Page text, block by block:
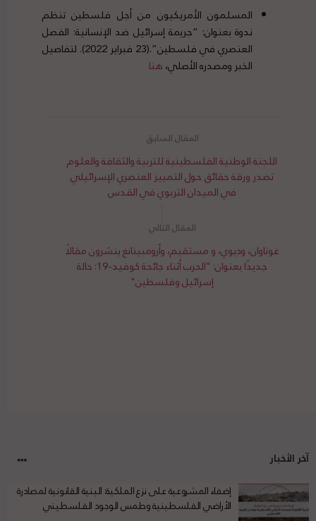
المسلمون الأمريكيون من أجل فلسطين تنظم
ندوة بعنوان: “جريمة إسرائيل ضد الإنسانية: الفصل
العنصري في فلسطين”.(23 فبراير 2022). لتفاصيل
الخبر ومصدره الأصلي،هنا
اللجنة الوطنية الفلسطينية للتربية والثقافة والعلوم
تصدر ورقة حقائق حول التمييز العنصري الإسرائيلي
في الميدان التربوي في القدس
غوناوان، وديوي، و مستقيم، وأرومبينانغ ينشرون مقالًا
جديدًا بعنوان: "الحرب أثناء جائحة كوفيد-19: حالة
إسرائيل وفلسطين"
آخر الأخبار
إضفاء المشروعية على نزع الملكية: البنية القانونية لمصادرة
الأراضي الفلسطينية وطمس الوجود الفلسطيني